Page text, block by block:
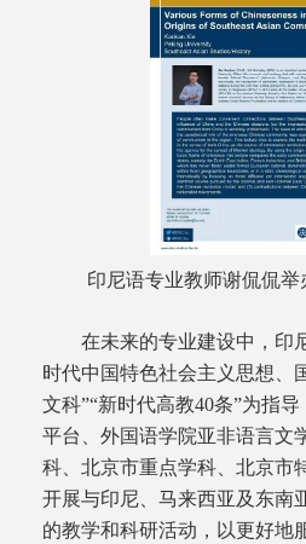
印尼语专业教师谢侃侃
在未来的专业建设中，印
时代中国特色社会主义思想、
文科”“新时代高教40条”为指
平台、外国语学院亚非语言文
科、北京市重点学科、北京市
开展与印尼、马来西亚及东南
的教学和科研活动，以更好地